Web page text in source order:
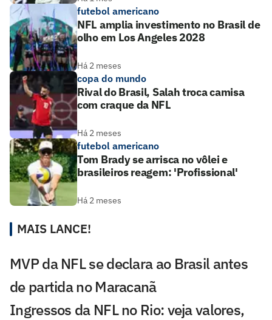
futebol americano
NFL amplia investimento no Brasil de
olho em Los Angeles 2028
Há 2 meses
copa do mundo
Rival do Brasil, Salah troca camisa
com craque da NFL
Há 2 meses
futebol americano
Tom Brady se arrisca no vôlei e
brasileiros reagem: 'Profissional'
Há 2 meses
MAIS LANCE!
MVP da NFL se declara ao Brasil antes
de partida no Maracanã
Ingressos da NFL no Rio: veja valores,